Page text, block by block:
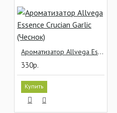
Ароматизатор Allvega Essence Crucian Garlic (Чеснок)
330р.
Купить